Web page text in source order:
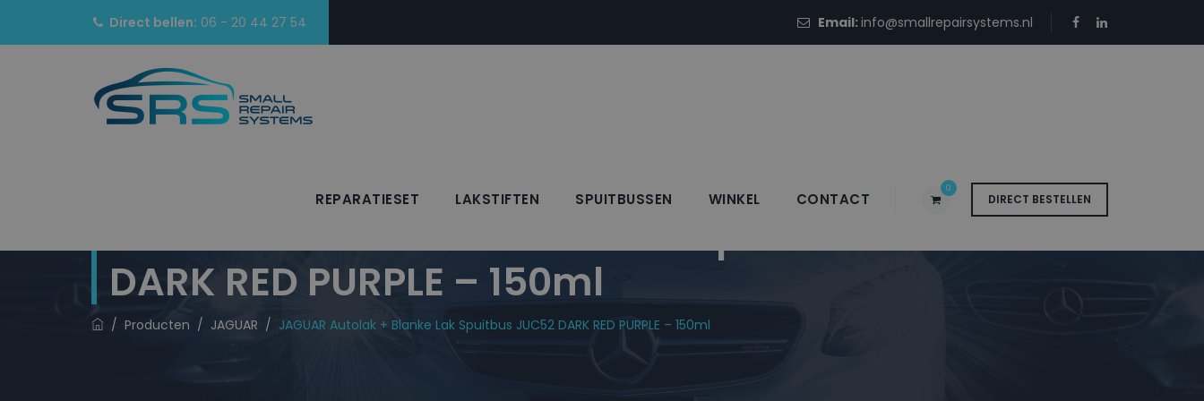
Direct bellen: 06 - 20 44 27 54 Email:info@smallrepairsystems.nl
DIRECT BESTELLEN
0
REPARATIESET LAKSTIFTEN SPUITBUSSEN WINKEL CONTACT
JAGUAR Autolak + Blanke Lak Spuitbus JUC52
DARK RED PURPLE – 150ml
/ Producten / JAGUAR / JAGUAR Autolak + Blanke Lak Spuitbus JUC52 DARK RED PURPLE – 150ml